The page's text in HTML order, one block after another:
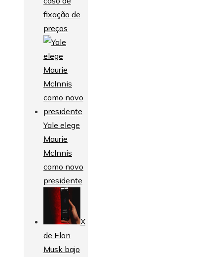
fixação de
preços
Yale elege
Maurie
McInnis
como novo
presidente
X
de Elon
Musk bajo